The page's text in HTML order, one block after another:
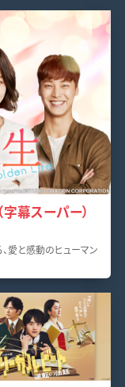
幕スーパー）
愛と感動のヒューマン